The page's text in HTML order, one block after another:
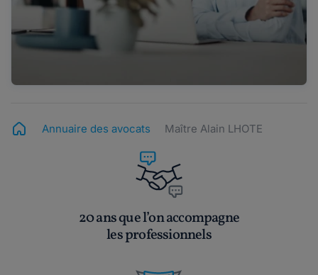
Annuaire des avocats Maître Alain LHOTE
20 ans que l’on accompagne
les professionnels